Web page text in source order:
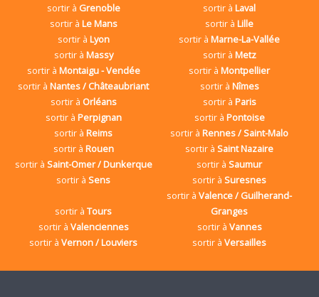
sortir à Grenoble sortir àLaval
sortir à Le Mans sortir àLille
sortir à Lyon sortir àMarne-La-Vallée
sortir à Massy sortir à Metz
sortir à Montaigu - Vendée sortir àMontpellier
sortir àNantes / Châteaubriant sortir à Nîmes
sortir à Orléans sortir à Paris
sortir à Perpignan sortir à Pontoise
sortir àReims sortir àRennes / Saint-Malo
sortir à Rouen sortir àSaint Nazaire
sortir à Saint-Omer / Dunkerque sortir àSaumur
sortir àSens sortir àSuresnes
sortir àTours
sortir àValence / Guilherand-
Granges
sortir à Valenciennes sortir à Vannes
sortir àVernon / Louviers sortir àVersailles